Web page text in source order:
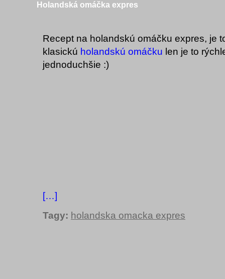
Holandská omáčka expres
Recept na holandskú omáčku expres, je
klasickú holandskú omáčku len je to
jednoduchšie :)
[…]
Tagy: holandska omacka expres